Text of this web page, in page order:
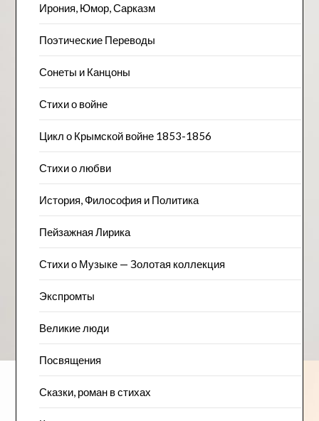
Ирония, Юмор, Сарказм
Поэтические Переводы
Сонеты и Канцоны
Стихи о войне
Цикл о Крымской войне 1853-1856
Стихи о любви
История, Философия и Политика
Пейзажна​я Лирика
Стихи о Музыке — Золотая коллекция
Экспромты
Великие люди
Посвящения
Сказки, роман в стихах